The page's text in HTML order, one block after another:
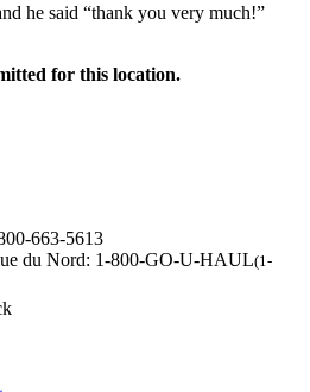
he said “thank you very much!”
for this location.
663-5613
du Nord: 1-800-GO-U-HAUL(1-